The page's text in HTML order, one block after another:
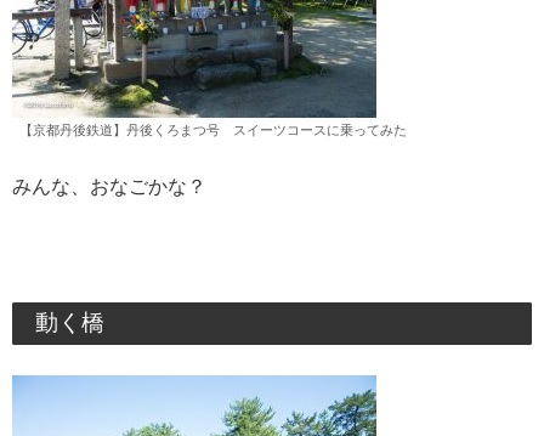
【京都丹後鉄道】丹後くろまつ号 スイーツコースに乗ってみた
みんな、おなごかな？
動く橋